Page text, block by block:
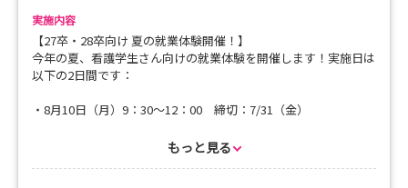
実施内容
【27卒・28卒向け 夏の就業体験開催！】
今年の夏、看護学生さん向けの就業体験を開催します！実施日は
以下の2日間です：
・8月10日（月）9：30～12：00 締切：7/31（金）
※8月17日（月）の回は定員に達したため募集を締め切りまし
もっと見る